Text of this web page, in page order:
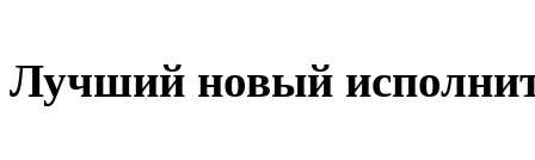
Лучший новый